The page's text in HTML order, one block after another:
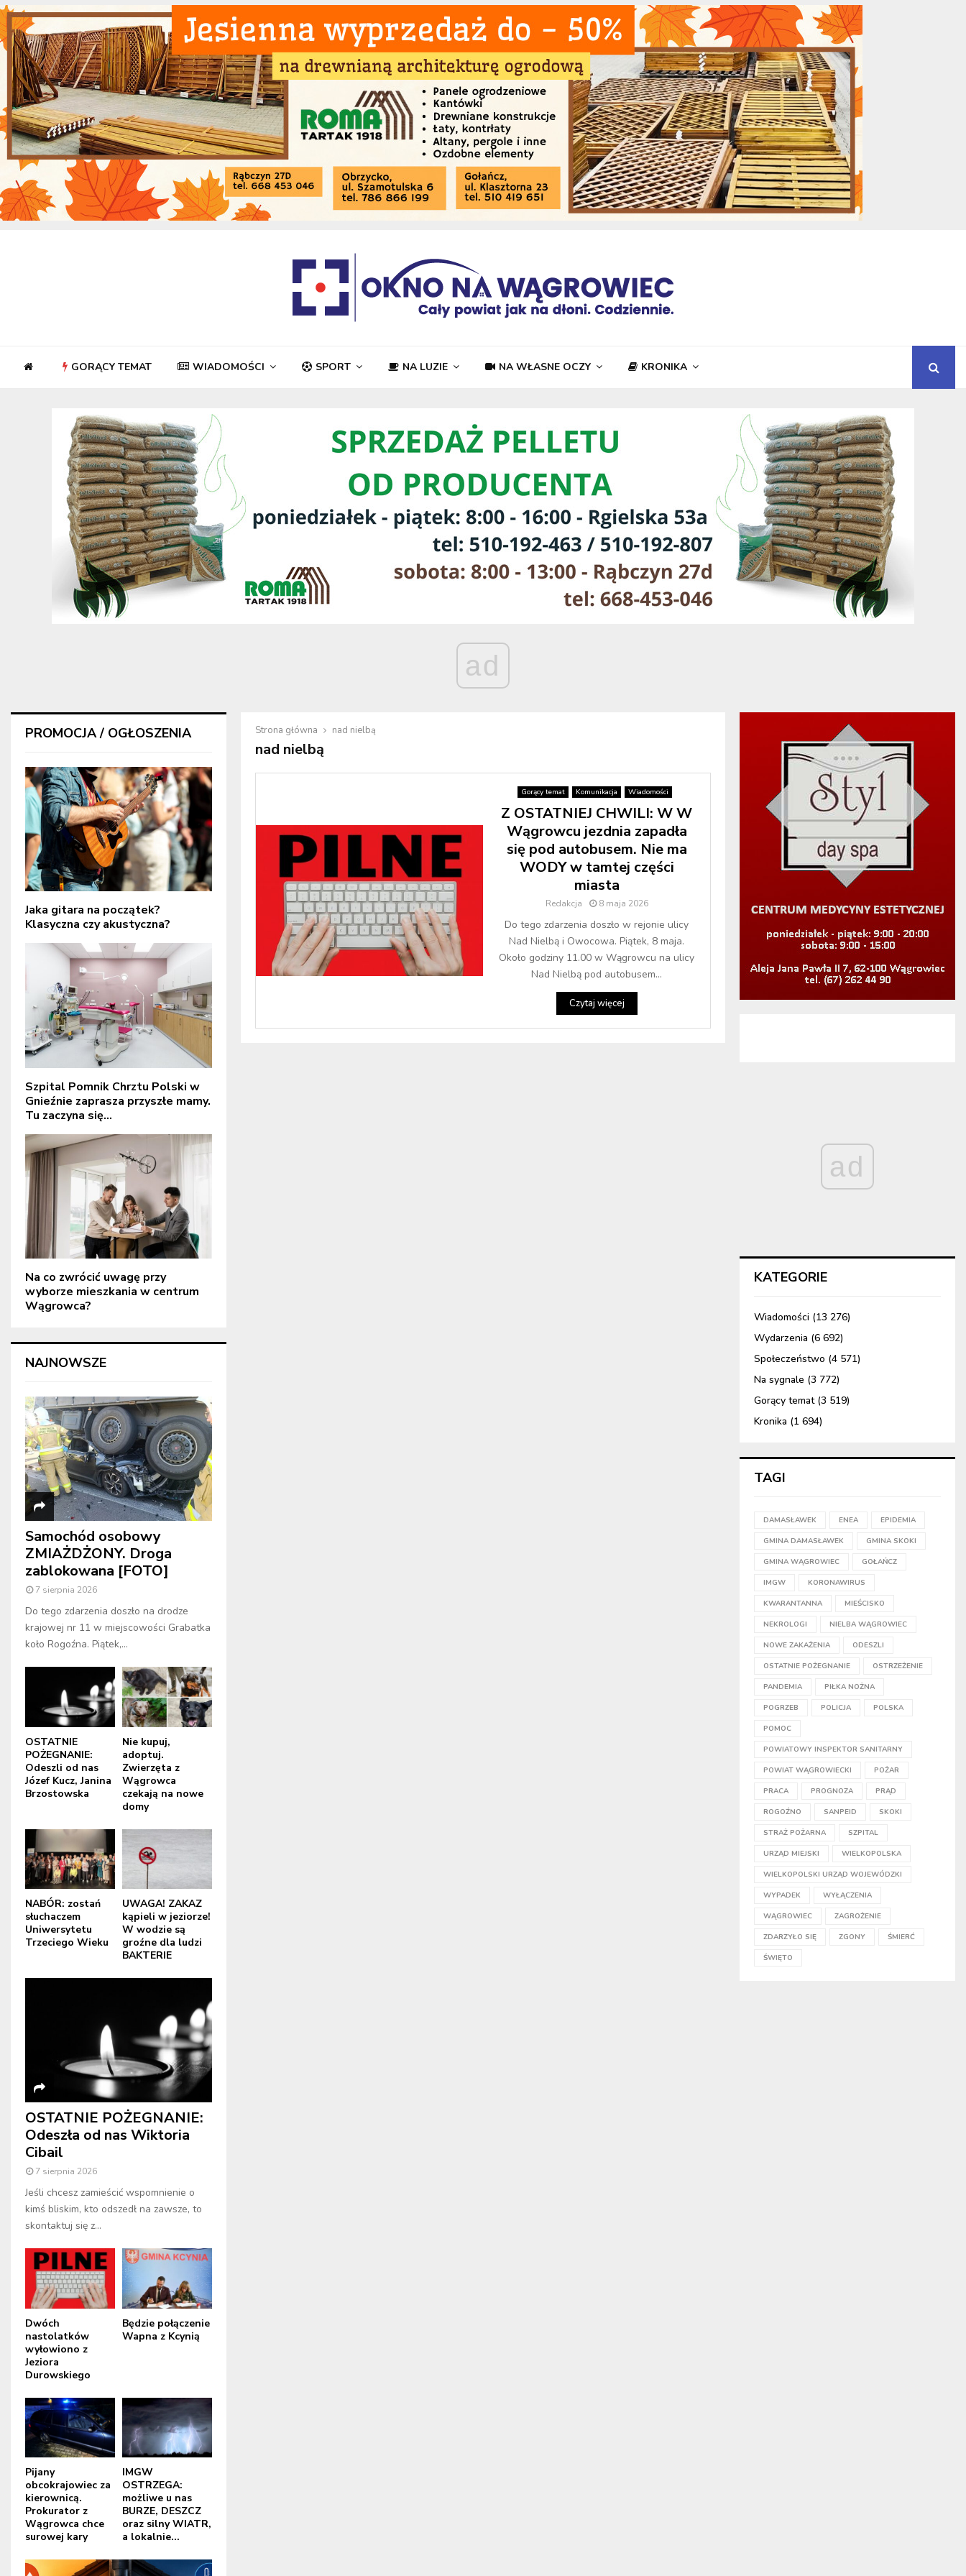
GORĄCY TEMAT WIADOMOŚCI SPORT NA LUZIE NA WŁASNE OCZY KRONIKA
ad
Strona główna nad nielbą
nad nielbą
Gorący temat Komunikacja Wiadomości
Z OSTATNIEJ CHWILI: W W
Wągrowcu jezdnia zapadła
się pod autobusem. Nie ma
WODY w tamtej części
miasta
Redakcja 8 maja 2026
Do tego zdarzenia doszło w rejonie ulicy
Nad Nielbą i Owocowa. Piątek, 8 maja.
Około godziny 11.00 w Wągrowcu na ulicy
Nad Nielbą pod autobusem...
Czytaj więcej
PROMOCJA / OGŁOSZENIA
Jaka gitara na początek?
Klasyczna czy akustyczna?
Szpital Pomnik Chrztu Polski w
Gnieźnie zaprasza przyszłe mamy.
Tu zaczyna się...
Na co zwrócić uwagę przy
wyborze mieszkania w centrum
Wągrowca?
NAJNOWSZE
Samochód osobowy
ZMIAŻDŻONY. Droga
zablokowana [FOTO]
7 sierpnia 2026
Do tego zdarzenia doszło na drodze
krajowej nr 11 w miejscowości Grabatka
koło Rogoźna. Piątek,...
OSTATNIE
POŻEGNANIE:
Odeszli od nas
Józef Kucz, Janina
Brzostowska
Nie kupuj,
adoptuj.
Zwierzęta z
Wągrowca
czekają na nowe
domy
NABÓR: zostań
słuchaczem
Uniwersytetu
Trzeciego Wieku
UWAGA! ZAKAZ
kąpieli w jeziorze!
W wodzie są
groźne dla ludzi
BAKTERIE
OSTATNIE POŻEGNANIE:
Odeszła od nas Wiktoria
Cibail
7 sierpnia 2026
Jeśli chcesz zamieścić wspomnienie o
kimś bliskim, kto odszedł na zawsze, to
skontaktuj się z...
Dwóch
nastolatków
wyłowiono z
Jeziora
Durowskiego
Będzie połączenie
Wapna z Kcynią
Pijany
obcokrajowiec za
kierownicą.
Prokurator z
Wągrowca chce
surowej kary
IMGW
OSTRZEGA:
możliwe u nas
BURZE, DESZCZ
oraz silny WIATR,
a lokalnie...
ad
KATEGORIE
Wiadomości (13 276)
Wydarzenia (6 692)
Społeczeństwo (4 571)
Na sygnale (3 772)
Gorący temat(3 519)
Kronika (1 694)
TAGI
DAMASŁAWEK ENEA EPIDEMIA
GMINA DAMASŁAWEK GMINA SKOKI
GMINA WĄGROWIEC GOŁAŃCZ
IMGW KORONAWIRUS
KWARANTANNA MIEŚCISKO
NEKROLOGI NIELBA WĄGROWIEC
NOWE ZAKAŻENIA ODESZLI
OSTATNIE POŻEGNANIE OSTRZEŻENIE
PANDEMIA PIŁKA NOŻNA
POGRZEB POLICJA POLSKA
POMOC
POWIATOWY INSPEKTOR SANITARNY
POWIAT WĄGROWIECKI POŻAR
PRACA PROGNOZA PRĄD
ROGOŹNO SANPEID SKOKI
STRAŻ POŻARNA SZPITAL
URZĄD MIEJSKI WIELKOPOLSKA
WIELKOPOLSKI URZĄD WOJEWÓDZKI
WYPADEK WYŁĄCZENIA
WĄGROWIEC ZAGROŻENIE
ZDARZYŁO SIĘ ZGONY ŚMIERĆ
ŚWIĘTO